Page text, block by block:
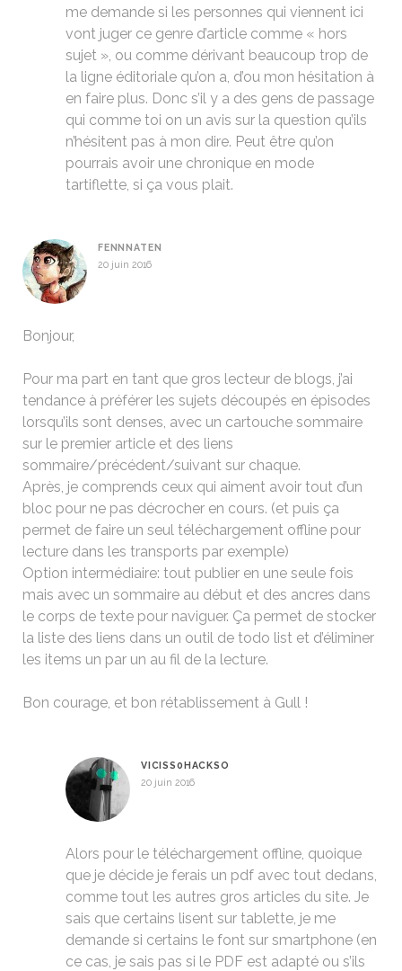
me demande si les personnes qui viennent ici
vont juger ce genre d’article comme « hors
sujet », ou comme dérivant beaucoup trop de
la ligne éditoriale qu’on a, d’ou mon hésitation à
en faire plus. Donc s’il y a des gens de passage
qui comme toi on un avis sur la question qu’ils
n’hésitent pas à mon dire. Peut être qu’on
pourrais avoir une chronique en mode
tartiflette, si ça vous plait.
FENNNATEN
20 juin 2016
Bonjour,
Pour ma part en tant que gros lecteur de blogs, j’ai
tendance à préférer les sujets découpés en épisodes
lorsqu’ils sont denses, avec un cartouche sommaire
sur le premier article et des liens
sommaire/précédent/suivant sur chaque.
Après, je comprends ceux qui aiment avoir tout d’un
bloc pour ne pas décrocher en cours. (et puis ça
permet de faire un seul téléchargement offline pour
lecture dans les transports par exemple)
Option intermédiaire: tout publier en une seule fois
mais avec un sommaire au début et des ancres dans
le corps de texte pour naviguer. Ça permet de stocker
la liste des liens dans un outil de todo list et d’éliminer
les items un par un au fil de la lecture.
Bon courage, et bon rétablissement à Gull !
VICISS0HACKSO
20 juin 2016
Alors pour le téléchargement offline, quoique
que je décide je ferais un pdf avec tout dedans,
comme tout les autres gros articles du site. Je
sais que certains lisent sur tablette, je me
demande si certains le font sur smartphone (en
ce cas, je sais pas si le PDF est adapté ou s’ils